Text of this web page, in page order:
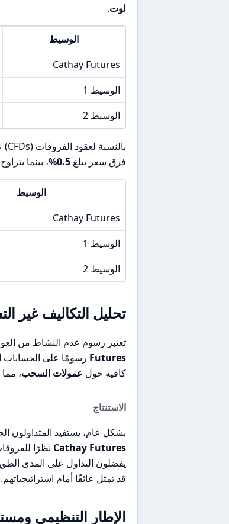
لوت.
الوسيط
Cathay Futures
الوسيط 1
الوسيط 2
بالنسبة لعقود الفروقات (CFDs) على مؤشرات الأسهم مثل S&P 500، فإن
فرق سعر يبلغ0.5% ، بينما
الوسيط
Cathay Futures
الوسيط 1
الوسيط 2
تحليل التكاليف غير
تعتبر رسوم عدم النشاط من
Futures رسومًا على الحسابات
كافية حول عمولات السحب،
الاستنتاج
بشكل عام، يستفيد المتداولون
Cathay Futures نظرًا
يفضلون التداول على المدى
قد تمثل عائقًا أمام استراتيجياتهم.
الإطار التنظيمي